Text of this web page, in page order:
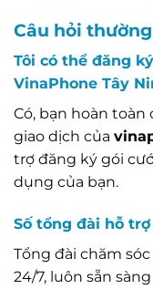
Câu hỏi
Tôi có thể đăng
VinaPhone Tây
Có, bạn hoàn
giao dịch của
trợ đăng ký gói
dụng của bạn.
Số tổng đài hỗ
Tổng đài chăm
24/7, luôn sẵn